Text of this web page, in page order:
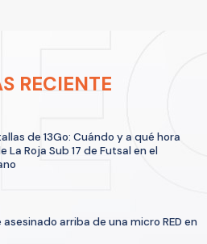
RECIENTE
de 13Go: Cuándo y a qué hora
La Roja Sub 17 de Futsal en el
arriba de una micro RED en